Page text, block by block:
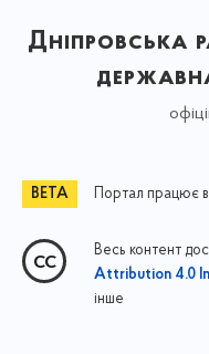
Дніпровська
Портал працює
Весь контент
Attribution 4.0
інше